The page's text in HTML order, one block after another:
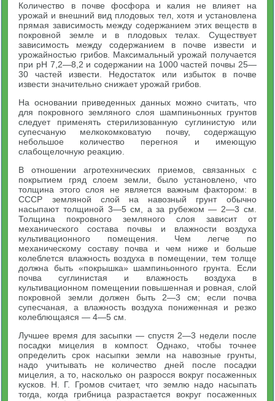
Количество в почве фосфора и калия не влияет на
урожай и внешний вид плодовых тел, хотя и установлена
прямая зависимость между содержанием этих веществ в
покровной земле и в плодовых телах. Существует
зависимость между содержанием в почве извести и
урожайностью грибов. Максимальный урожай получается
при pH 7,2—8,2 и содержании на 1000 частей почвы 25—
30 частей извести. Недостаток или избыток в почве
извести значительно снижает урожай грибов.
На основании приведенных данных можно считать, что
для покровного земляного слоя шампиньонных грунтов
следует применять стерилизованную суглинистую или
супесчаную мелкокомковатую почву, содержащую
небольшое количество перегноя и имеющую
слабощелочную реакцию.
В отношении агротехнических приемов, связанных с
покрытием гряд слоем земли, было установлено, что
толщина этого слоя не является важным фактором: в
СССР земляной слой на навозный грунт обычно
насыпают толщиной 3—5 см, а за рубежом — 2—3 см.
Толщина покровного земляного слоя зависит от
механического состава почвы и влажности воздуха
культивационного помещения. Чем легче по
механическому составу почва и чем ниже и больше
колеблется влажность воздуха в помещении, тем толще
должна быть «покрышка» шампиньонного грунта. Если
почва суглинистая и влажность воздуха в
культивационном помещении повышенная и ровная, слой
покровной земли должен быть 2—3 см; если почва
супесчаная, а влажность воздуха пониженная и резко
колеблющаяся — 4—5 см.
Лучшее время для засыпки — спустя 2—3 недели после
посадки мицелия в компост. Однако, чтобы точнее
определить срок насыпки земли на навозные грунты,
надо учитывать не количество дней после посадки
мицелия, а то, насколько он разросся вокруг посаженных
кусков. Н. Г. Громов считает, что землю надо насыпать
тогда, когда грибница разрастается вокруг посаженных